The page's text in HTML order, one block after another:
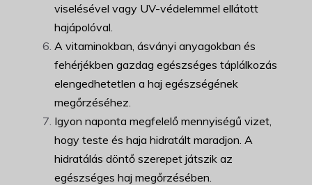
viselésével vagy UV-védelemmel ellátott
hajápolóval.
A vitaminokban, ásványi anyagokban és
fehérjékben gazdag egészséges táplálkozás
elengedhetetlen a haj egészségének
megőrzéséhez.
Igyon naponta megfelelő mennyiségű vizet,
hogy teste és haja hidratált maradjon. A
hidratálás döntő szerepet játszik az
egészséges haj megőrzésében.